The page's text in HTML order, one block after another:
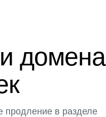
домена
продление в разделе